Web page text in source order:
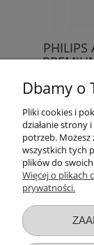
PHILIPS
Dbamy o
Pliki cookies i
działanie strony
potrzeb. Możesz
wszystkich tych
plików do
Więcej o plikach
prywatności.